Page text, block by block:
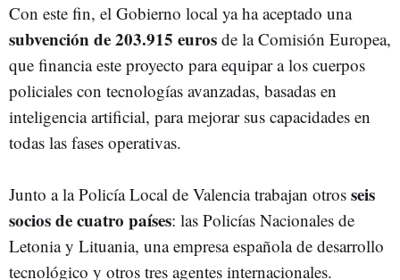
Con este fin, el Gobierno local ya ha aceptado una
subvención de 203.915 euros de la Comisión Europea,
que financia este proyecto para equipar a los cuerpos
policiales con tecnologías avanzadas, basadas en
inteligencia artificial, para mejorar sus capacidades en
todas las fases operativas.
Junto a la Policía Local de Valencia trabajan otros seis
socios de cuatro países: las Policías Nacionales de
Letonia y Lituania, una empresa española de desarrollo
tecnológico y otros tres agentes internacionales.